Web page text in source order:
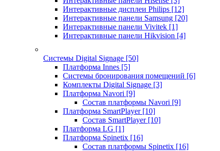
Интерактивные дисплеи Philips [12]
Интерактивные панели Samsung [20]
Интерактивные панели Vivitek [1]
Интерактивные панели Hikvision [4]
Системы Digital Signage [50]
Платформа Innes [5]
Системы бронирования помещений [6]
Комплекты Digital Signage [3]
Платформа Navori [9]
Состав платформы Navori [9]
Платформа SmartPlayer [10]
Состав SmartPlayer [10]
Платформа LG [1]
Платформа Spinetix [16]
Состав платформы Spinetix [16]